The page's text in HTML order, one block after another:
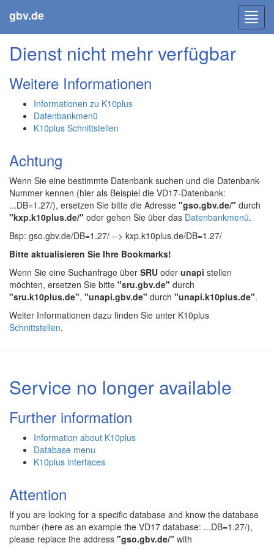
gbv.de
Dienst nicht mehr verfügbar
Weitere Informationen
Informationen zu K10plus
Datenbankmenü
K10plus Schnittstellen
Achtung
Wenn Sie eine bestimmte Datenbank suchen und die Datenbank-
Nummer kennen (hier als Beispiel die VD17-Datenbank:
...DB=1.27/), ersetzen Sie bitte die Adresse "gso.gbv.de/" durch
"kxp.k10plus.de/" oder gehen Sie über das Datenbankmenü.
Bsp: gso.gbv.de/DB=1.27/ --> kxp.k10plus.de/DB=1.27/
Bitte aktualisieren Sie Ihre Bookmarks!
Wenn Sie eine Suchanfrage über SRU oder unapi stellen
möchten, ersetzen Sie bitte "sru.gbv.de" durch
"sru.k10plus.de", "unapi.gbv.de" durch "unapi.k10plus.de".
Weiter Informationen dazu finden Sie unter K10plus
Schnittstellen.
Service no longer available
Further information
Information about K10plus
Database menu
K10plus interfaces
Attention
If you are looking for a specific database and know the database
number (here as an example the VD17 database: ...DB=1.27/),
please replace the address "gso.gbv.de/" with